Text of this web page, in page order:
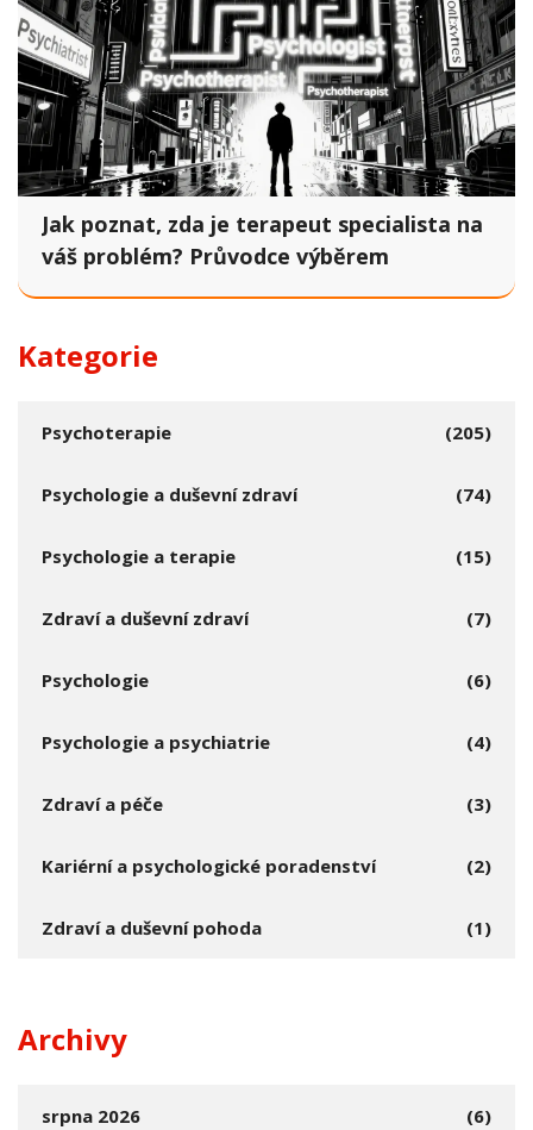
Jak poznat, zda je terapeut specialista na
váš problém? Průvodce výběrem
Kategorie
Psychoterapie (205)
Psychologie a duševní zdraví (74)
Psychologie a terapie (15)
Zdraví a duševní zdraví (7)
Psychologie (6)
Psychologie a psychiatrie (4)
Zdraví a péče (3)
Kariérní a psychologické poradenství (2)
Zdraví a duševní pohoda (1)
Archivy
srpna 2026 (6)